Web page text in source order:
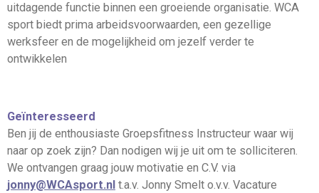
uitdagende functie binnen een groeiende organisatie. WCA
sport biedt prima arbeidsvoorwaarden, een gezellige
werksfeer en de mogelijkheid om jezelf verder te
ontwikkelen
Geïnteresseerd
Ben jij de enthousiaste Groepsfitness Instructeur waar wij
naar op zoek zijn? Dan nodigen wij je uit om te solliciteren.
We ontvangen graag jouw motivatie en C.V. via
jonny@WCAsport.nl t.a.v. Jonny Smelt o.v.v. Vacature